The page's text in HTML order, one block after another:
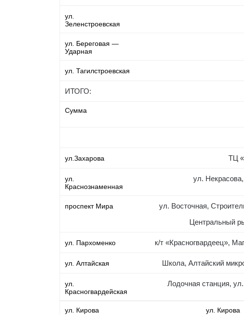
ул.
Зеленстроевская
ул. Береговая —
Ударная
ул. Тагилстроевская
ИТОГО:
Сумма
ул.Захарова ТЦ
ул.
Краснознаменная
ул.
проспект Мира
ул. Восточная,
Центральный
ул. Пархоменко к/т «Красногвардеец»,
ул. Алтайская Школа, Алтайский
ул.
Красногвардейская
Лодочная станция,
ул. Кирова ул. Кирова